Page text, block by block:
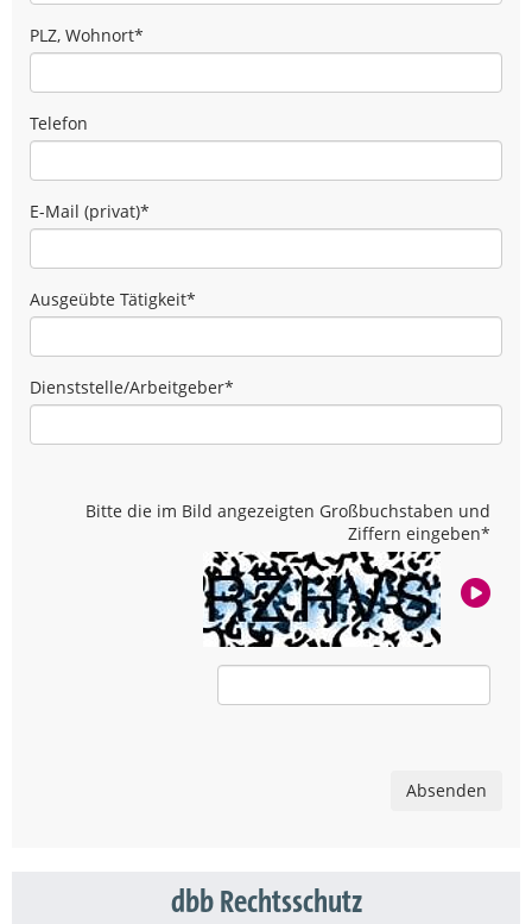
PLZ, Wohnort*
Telefon
E-Mail (privat)*
Ausgeübte Tätigkeit*
Dienststelle/Arbeitgeber*
Bitte die im Bild angezeigten Großbuchstaben und
Ziffern eingeben*
Absenden
dbb Rechtsschutz